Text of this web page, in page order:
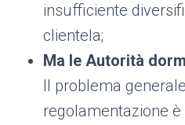
insufficiente
clientela;
Ma le Autorità
Il problema
regolamentazione